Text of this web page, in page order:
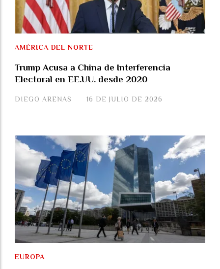
Trump Acusa a China de Interferencia
Electoral en EE.UU. desde 2020
DIEGO ARENAS
AMÉRICA DEL NORTE
16 DE JULIO DE 2026
EUROPA